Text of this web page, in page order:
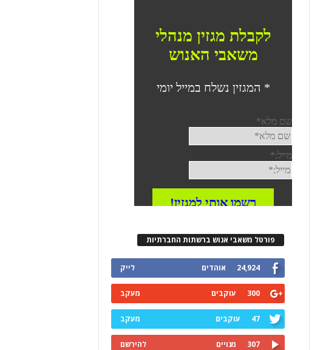
פורטל משאבי אנוש ברשתות החברתיות
24,924 אוהדים לייק
300 עוקבים מעקב
47 עוקבים מעקב
307 מנויים להירשם